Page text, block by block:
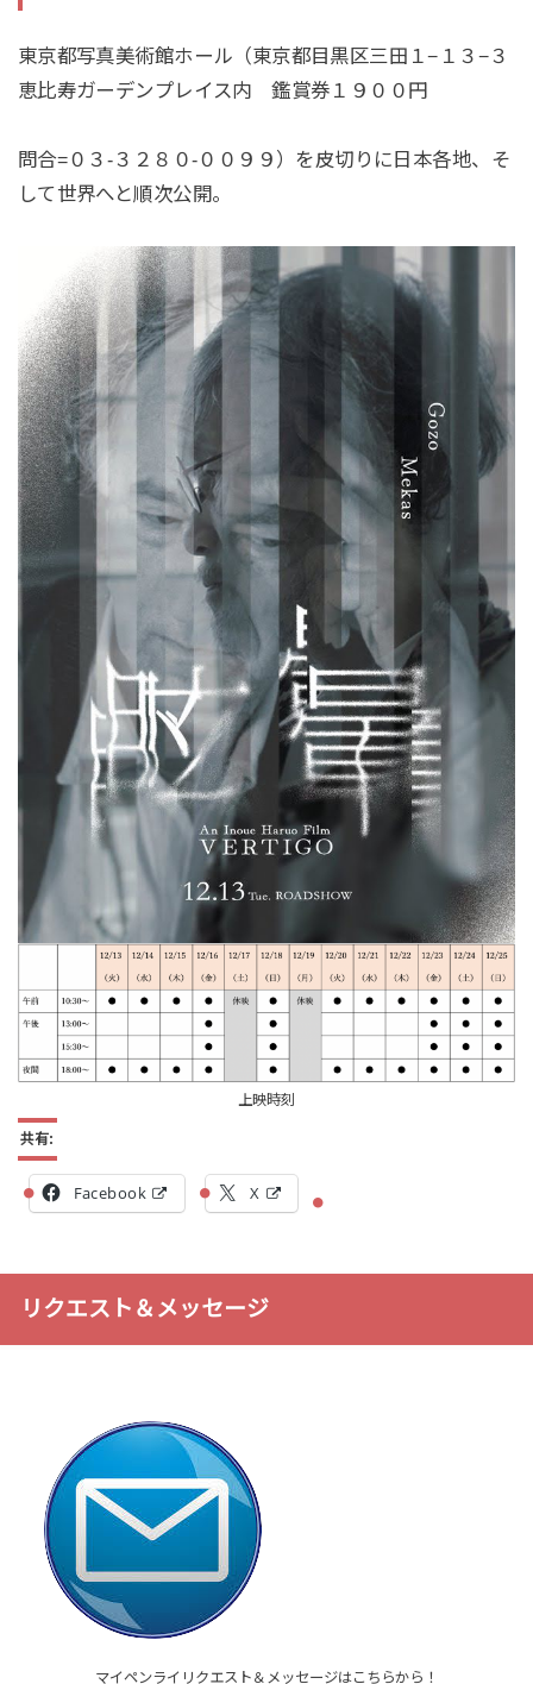
東京都写真美術館ホール（東京都目黒区三田１−１３−３
恵比寿ガーデンプレイス内 鑑賞券１９００円
問合=０３-３２８０-００９９）を皮切りに日本各地、そ
して世界へと順次公開。
上映時刻
共有:
Facebook X
リクエスト＆メッセージ
マイペンライリクエスト＆メッセージはこちらから！